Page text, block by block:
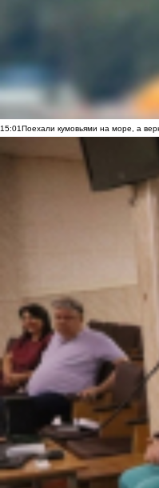
15:01Поехали кумовьями на море, а